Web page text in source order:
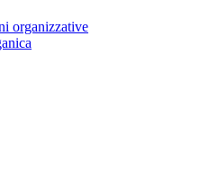
organizzative